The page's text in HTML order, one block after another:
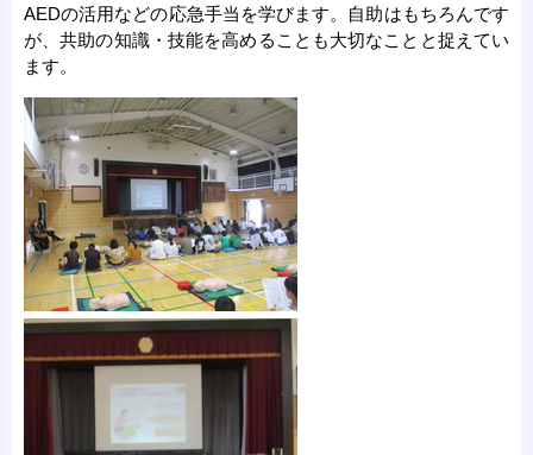
AEDの活用などの応急手当を学びます。自助はもちろんです
が、共助の知識・技能を高めることも大切なことと捉えてい
ます。